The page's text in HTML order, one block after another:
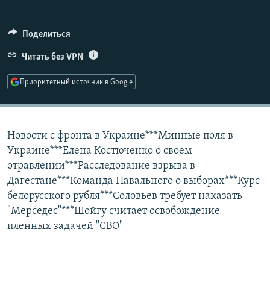
Поделиться
Читать без VPN
Приоритетный источник в Google
Новости с фронта в Украине***Минные поля в
Украине***Елена Костюченко о своем
отравлении***Расследование взрыва в
Дагестане***Команда Навального о выборах***Курс
белорусского рубля***Соловьев требует наказать
"Мерседес"***Шойгу считает освобождение
пленных задачей "СВО"